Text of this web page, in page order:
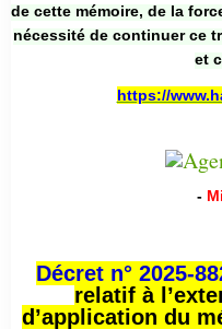
de cette mémoire, de la
nécessité de continuer ce
et
https://
-
Décret n° 2025-
relatif à
d’application du